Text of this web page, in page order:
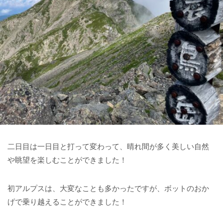
二日目は一日目と打って変わって、晴れ間が多く美しい自然
や眺望を楽しむことができました！
初アルプスは、大変なことも多かったですが、ボットのおか
げで乗り越えることができました！